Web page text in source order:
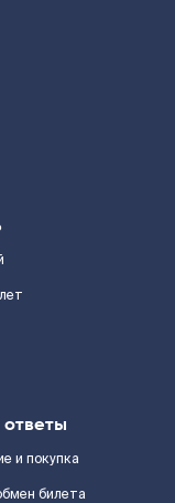
и покупка
билета